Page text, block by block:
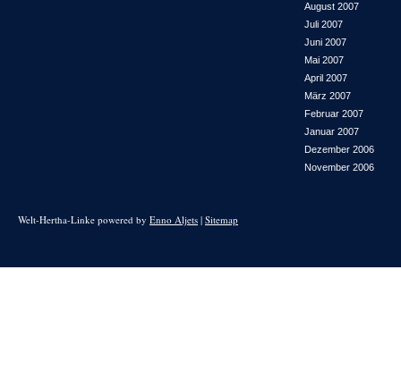
August 2007
Juli 2007
Juni 2007
Mai 2007
April 2007
März 2007
Februar 2007
Januar 2007
Dezember 2006
November 2006
Welt-Hertha-Linke powered by Enno Aljets | Sitemap